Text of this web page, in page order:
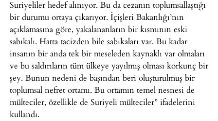
Suriyeliler hedef alınıyor. Bu da cezanın toplumsallaştığı
bir durumu ortaya çıkarıyor. İçişleri Bakanlığı’nın
açıklamasına göre, yakalananların bir kısmının eski
sabıkalı. Hatta tacizden bile sabıkaları var. Bu kadar
insanın bir anda tek bir meseleden kaynaklı var olmaları
ve bu saldırıların tüm ülkeye yayılmış olması korkunç bir
şey. Bunun nedeni de başından beri oluşturulmuş bir
toplumsal nefret ortamı. Bu ortamın temel nesnesi de
mülteciler, özellikle de Suriyeli mülteciler” ifadelerini
kullandı.